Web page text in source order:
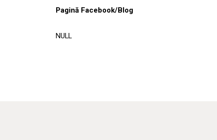
Pagină Facebook/Blog
NULL